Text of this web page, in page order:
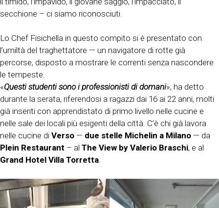
secchione – ci siamo riconosciuti.
Lo Chef Fisichella in questo compito si è presentato con
l’umiltà del traghettatore — un navigatore di rotte già
percorse, disposto a mostrare le correnti senza nascondere
le tempeste.
«Questi studenti sono i professionisti di domani», ha detto
durante la serata, riferendosi a ragazzi dai 16 ai 22 anni, molti
già inseriti con apprendistato di primo livello nelle cucine e
nelle sale dei locali più esigenti della città. C’è chi già lavora
nelle cucine di Verso — due stelle Michelin a Milano — da
Plein Restaurant – al The View by Valerio Braschi, e al
Grand Hotel Villa Torretta.